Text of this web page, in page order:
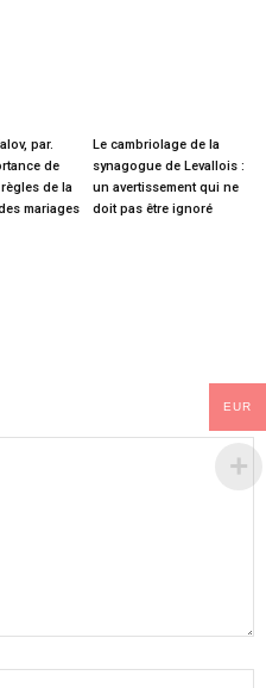
par.
de
de la
mariages
Le cambriolage de la
synagogue de Levallois :
un avertissement qui ne
doit pas être ignoré
EUR